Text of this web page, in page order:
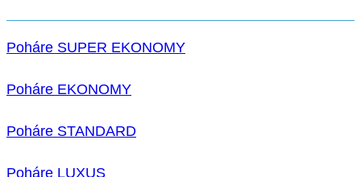
Poháre SUPER EKONOMY
Poháre EKONOMY
Poháre STANDARD
Poháre LUXUS